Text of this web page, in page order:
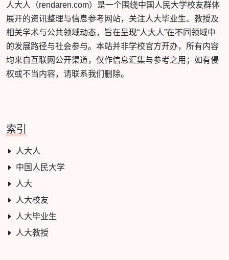
人大人（rendaren.com）是一个围绕中国人民大学校友群体
展开的资讯整理与信息参考网站，关注人大毕业生、教授及
相关学术与公共领域动态，旨在呈现“人大人”在不同领域中
的发展路径与社会参与。本站并非学校官方开办，所有内容
均来自互联网公开渠道，仅作信息汇集与参考之用；如有侵
权或不当内容，请联系我们删除。
索引
人大人
中国人民大学
人大
人大校友
人大毕业生
人大教授